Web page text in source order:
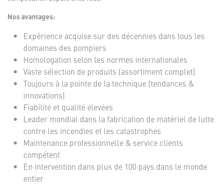
Nos avantages:
Expérience acquise sur des décennies dans tous les
domaines des pompiers
Homologation selon les normes internationales
Vaste sélection de produits (assortiment complet)
Toujours à la pointe de la technique (tendances &
innovations)
Fiabilité et qualité élevées
Leader mondial dans la fabrication de matériel de lutte
contre les incendies et les catastrophes
Maintenance professionnelle & service clients
compétent
En intervention dans plus de 100 pays dans le monde
entier